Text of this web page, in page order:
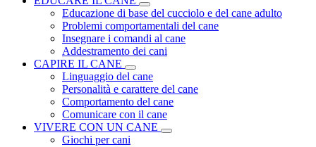
Educazione di base del cucciolo e del cane adulto
Problemi comportamentali del cane
Insegnare i comandi al cane
Addestramento dei cani
CAPIRE IL CANE
Linguaggio del cane
Personalità e carattere del cane
Comportamento del cane
Comunicare con il cane
VIVERE CON UN CANE
Giochi per cani